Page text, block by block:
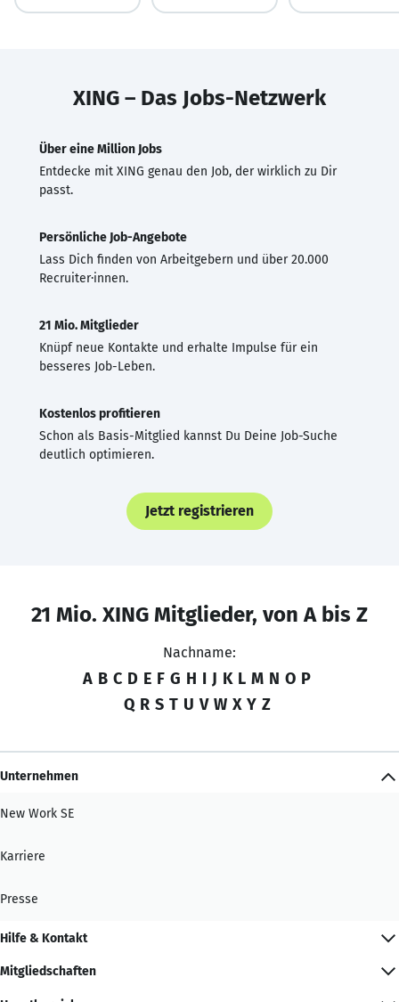
XING – Das Jobs-Netzwerk
Über eine Million Jobs
Entdecke mit XING genau den Job, der wirklich zu Dir
passt.
Persönliche Job-Angebote
Lass Dich finden von Arbeitgebern und über 20.000
Recruiter·innen.
21 Mio. Mitglieder
Knüpf neue Kontakte und erhalte Impulse für ein
besseres Job-Leben.
Kostenlos profitieren
Schon als Basis-Mitglied kannst Du Deine Job-Suche
deutlich optimieren.
Jetzt registrieren
21 Mio. XING Mitglieder, von A bis Z
Nachname:
A B C D E F G H I J K L M N O P
Q R S T U V W X Y Z
Unternehmen
New Work SE
Karriere
Presse
Hilfe & Kontakt
Mitgliedschaften